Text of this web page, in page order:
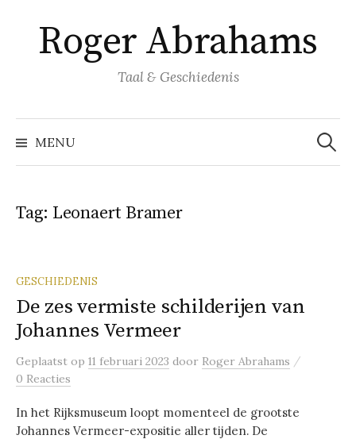
inhoud
springen
Roger Abrahams
Taal & Geschiedenis
MENU
Zoeken
naar:
Tag: Leonaert Bramer
GESCHIEDENIS
De zes vermiste schilderijen van
Johannes Vermeer
Geplaatst op 11 februari 2023 door Roger Abrahams /
0 Reacties
In het Rijksmuseum loopt momenteel de grootste
Johannes Vermeer-expositie aller tijden. De